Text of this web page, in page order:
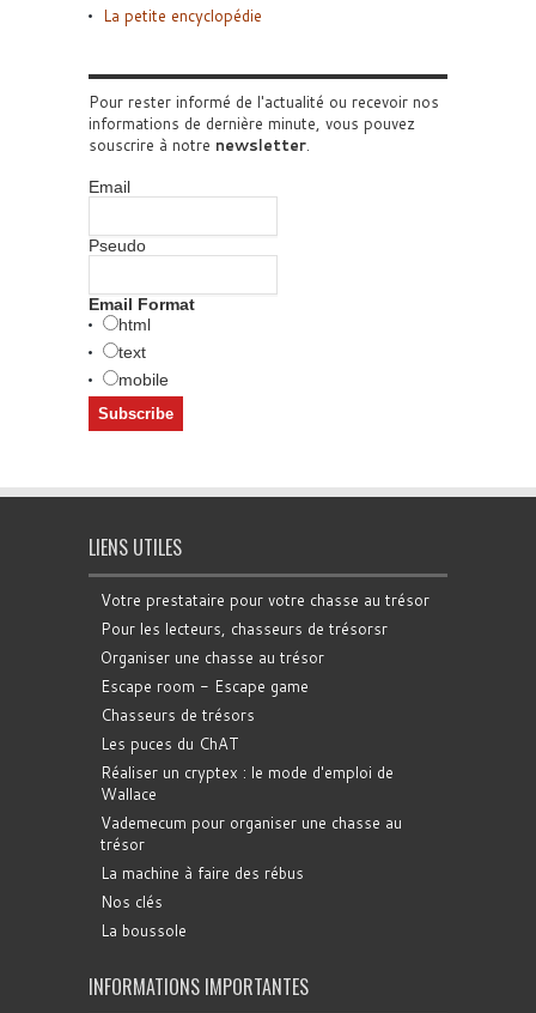
La petite encyclopédie
Pour rester informé de l'actualité ou recevoir nos
informations de dernière minute, vous pouvez
souscrire à notre newsletter.
Email
Pseudo
Email Format
html
text
mobile
LIENS UTILES
Votre prestataire pour votre chasse au trésor
Pour les lecteurs, chasseurs de trésorsr
Organiser une chasse au trésor
Escape room - Escape game
Chasseurs de trésors
Les puces du ChAT
Réaliser un cryptex : le mode d'emploi de
Wallace
Vademecum pour organiser une chasse au
trésor
La machine à faire des rébus
Nos clés
La boussole
INFORMATIONS IMPORTANTES